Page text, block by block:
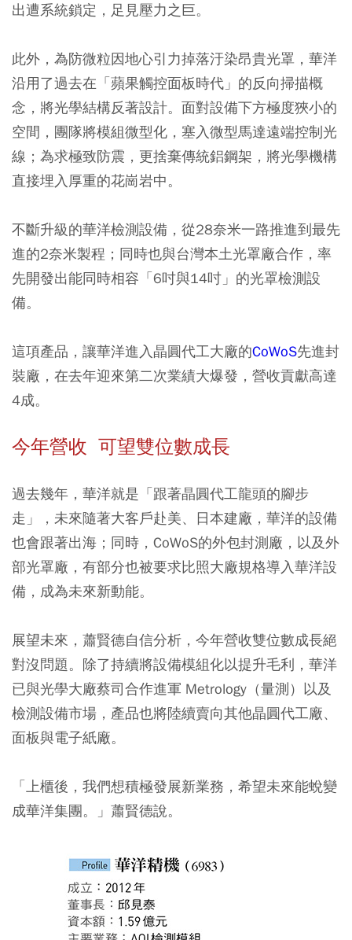
出遭系統鎖定，足見壓力之巨。
此外，為防微粒因地心引力掉落汙染昂貴光罩，華洋
沿用了過去在「蘋果觸控面板時代」的反向掃描概
念，將光學結構反著設計。面對設備下方極度狹小的
空間，團隊將模組微型化，塞入微型馬達遠端控制光
線；為求極致防震，更捨棄傳統鋁鋼架，將光學機構
直接埋入厚重的花崗岩中。
不斷升級的華洋檢測設備，從28奈米一路推進到最先
進的2奈米製程；同時也與台灣本土光罩廠合作，率
先開發出能同時相容「6吋與14吋」的光罩檢測設
備。
這項產品，讓華洋進入晶圓代工大廠的CoWoS先進封
裝廠，在去年迎來第二次業績大爆發，營收貢獻高達
4成。
今年營收 可望雙位數成長
過去幾年，華洋就是「跟著晶圓代工龍頭的腳步
走」，未來隨著大客戶赴美、日本建廠，華洋的設備
也會跟著出海；同時，CoWoS的外包封測廠，以及外
部光罩廠，有部分也被要求比照大廠規格導入華洋設
備，成為未來新動能。
展望未來，蕭賢德自信分析，今年營收雙位數成長絕
對沒問題。除了持續將設備模組化以提升毛利，華洋
已與光學大廠蔡司合作進軍 Metrology（量測）以及
檢測設備市場，產品也將陸續賣向其他晶圓代工廠、
面板與電子紙廠。
「上櫃後，我們想積極發展新業務，希望未來能蛻變
成華洋集團。」蕭賢德說。